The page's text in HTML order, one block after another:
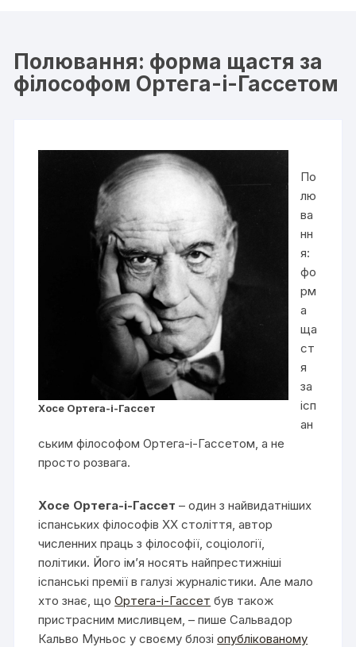
Полювання: форма щастя за
філософом Ортега-і-Гассетом
Хосе Ортега-і-Гассет
По
лю
ва
нн
я:
фо
рм
а
ща
ст
я
за
ісп
ан
ським філософом Ортега-і-Гассетом, а не
просто розвага.
Хосе Ортега-і-Гассет – один з найвидатніших
іспанських філософів XX століття, автор
численних праць з філософії, соціології,
політики. Його ім’я носять найпрестижніші
іспанські премії в галузі журналістики. Але мало
хто знає, щоОртега-і-Гассет був також
пристрасним мисливцем, – пише Сальвадор
Кальво Муньос у своєму блозіопублікованому